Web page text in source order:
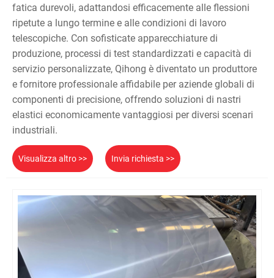
fatica durevoli, adattandosi efficacemente alle flessioni
ripetute a lungo termine e alle condizioni di lavoro
telescopiche. Con sofisticate apparecchiature di
produzione, processi di test standardizzati e capacità di
servizio personalizzate, Qihong è diventato un produttore
e fornitore professionale affidabile per aziende globali di
componenti di precisione, offrendo soluzioni di nastri
elastici economicamente vantaggiosi per diversi scenari
industriali.
Visualizza altro >> Invia richiesta >>